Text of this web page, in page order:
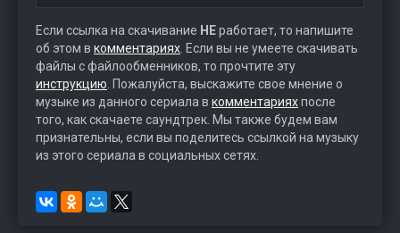
Если ссылка на скачивание НЕработает, то напишите
об этом в комментариях . Если вы не умеете скачивать
файлы с файлообменников, то прочтите эту
инструкцию . Пожалуйста, выскажите свое мнение о
музыке из данного сериала в комментарияхпосле
того, как скачаете саундтрек. Мы также будем вам
признательны, если вы поделитесь ссылкой на музыку
из этого сериала в социальных сетях.